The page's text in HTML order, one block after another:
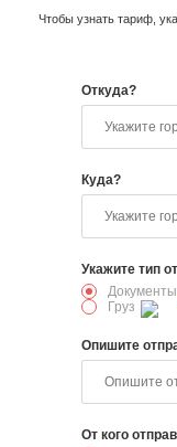
Чтобы узнать тариф,
Откуда?
Куда?
Укажите тип
Документы
Груз
Опишите
От кого